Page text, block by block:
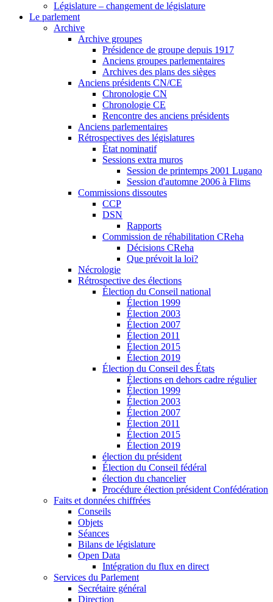
Législature – changement de législature
Le parlement
Archive
Archive groupes
Présidence de groupe depuis 1917
Anciens groupes parlementaires
Archives des plans des sièges
Anciens présidents CN/CE
Chronologie CN
Chronologie CE
Rencontre des anciens présidents
Anciens parlementaires
Rétrospectives des législatures
État nominatif
Sessions extra muros
Session de printemps 2001 Lugano
Session d'automne 2006 à Flims
Commissions dissoutes
CCP
DSN
Rapports
Commission de réhabilitation CReha
Décisions CReha
Que prévoit la loi?
Nécrologie
Rétrospective des élections
Élection du Conseil national
Élection 1999
Élection 2003
Élection 2007
Élection 2011
Élection 2015
Élection 2019
Élection du Conseil des États
Élections en dehors cadre régulier
Élection 1999
Élection 2003
Élection 2007
Élection 2011
Élection 2015
Élection 2019
élection du président
Élection du Conseil fédéral
élection du chancelier
Procédure élection président Confédération
Faits et données chiffrées
Conseils
Objets
Séances
Bilans de législature
Open Data
Intégration du flux en direct
Services du Parlement
Secrétaire général
Direction